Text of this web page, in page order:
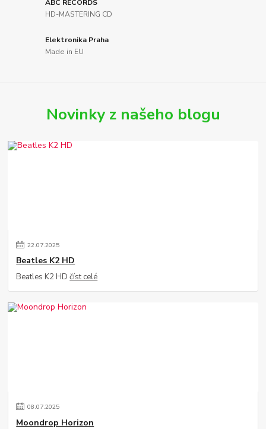
ABC RECORDS
HD-MASTERING CD
Elektronika Praha
Made in EU
Novinky z našeho blogu
22.07.2025
Beatles K2 HD
Beatles K2 HDčíst celé
08.07.2025
Moondrop Horizon